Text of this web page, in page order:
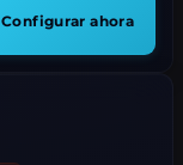
Configurar ahora